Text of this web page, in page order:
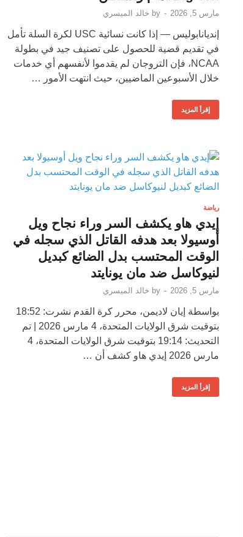
مارس 5, 2026 -
by خالد الميسري
إنديانابوليس — إذا كانت نسائية USC لكرة السلة تأمل
في تقديم قضية للحصول على تصنيف جيد في بطولة
NCAA، فإن التروجان لم يقدموا لأنفسهم أي خدمات
خلال الأسبوعين الماضيين، حيث انتهت الأمور …
إقرأ المزيد
رياضة
إيدي هاو يكشف السر وراء نجاح ويل
أوسيولا بعد هدفه القاتل الذي سجله في
الوقت المحتسب بدل الضائع كبديل
لنيوكاسل ضد مان يونايتد
مارس 5, 2026 -
by خالد الميسري
بواسطة إيان لاديمن، محرر كرة القدم نشرت: 18:52
بتوقيت شرق الولايات المتحدة، 4 مارس 2026 | تم
التحديث: 19:14 بتوقيت شرق الولايات المتحدة، 4
مارس 2026 إيدي هاو كشف أن …
إقرأ المزيد